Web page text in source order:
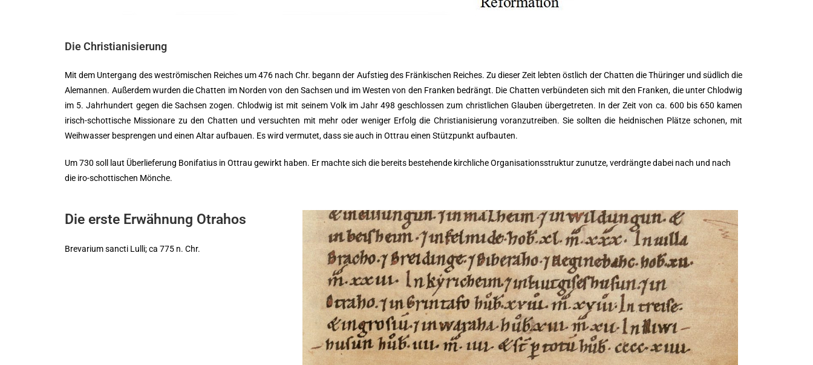
Die Christianisierung
Mit dem Untergang des weströmischen Reiches um 476 nach Chr. begann der Aufstieg des Fränkischen Reiches. Zu dieser Zeit lebten östlich der Chatten die Thüringer und südlich die
Alemannen. Außerdem wurden die Chatten im Norden von den Sachsen und im Westen von den Franken bedrängt. Die Chatten verbündeten sich mit den Franken, die unter Chlodwig
im 5. Jahrhundert gegen die Sachsen zogen. Chlodwig ist mit seinem Volk im Jahr 498 geschlossen zum christlichen Glauben übergetreten. In der Zeit von ca. 600 bis 650 kamen
irisch-schottische Missionare zu den Chatten und versuchten mit mehr oder weniger Erfolg die Christianisierung voranzutreiben. Sie sollten die heidnischen Plätze schonen, mit
Weihwasser besprengen und einen Altar aufbauen. Es wird vermutet, dass sie auch in Ottrau einen Stützpunkt aufbauten.
Um 730 soll laut Überlieferung Bonifatius in Ottrau gewirkt haben. Er machte sich die bereits bestehende kirchliche Organisationsstrukturzunutze, verdrängte dabei nach und nach
die iro-schottischen Mönche.
Die erste Erwähnung Otrahos
Brevarium sancti Lulli; ca 775 n. Chr.